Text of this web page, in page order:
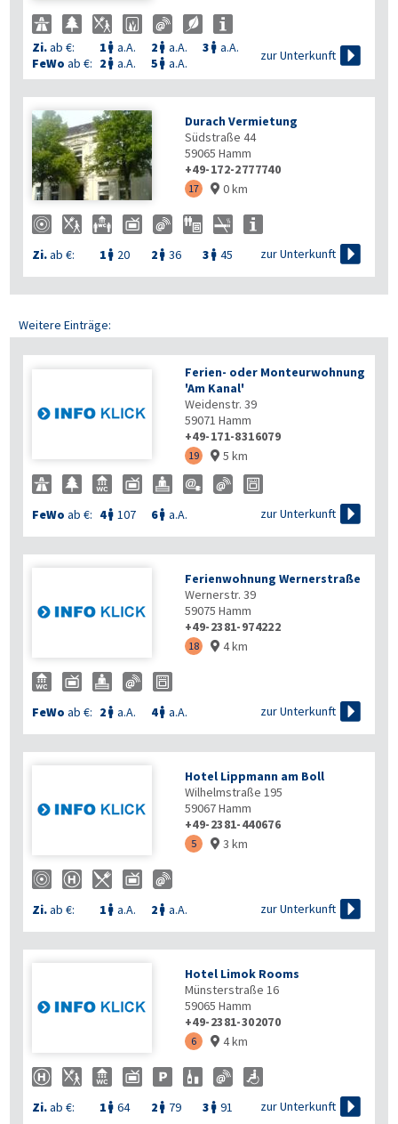
Zi.ab €: 1  a.A. 2  a.A. 3  a.A.
FeWo ab €: 2  a.A. 5  a.A.
zur Unterkunft 
Durach Vermietung
Südstraße 44
59065 Hamm
+49-172-2777740
17  0 km
Zi.ab €: 1  20 2  36 3  45 zur Unterkunft 
Weitere Einträge:
Ferien- oder Monteurwohnung
'Am Kanal'
Weidenstr. 39
59071 Hamm
+49-171-8316079
19  5 km
FeWo ab €: 4 107 6 a.A. zur Unterkunft 
Ferienwohnung Wernerstraße
Wernerstr. 39
59075 Hamm
+49-2381-974222
18  4 km
FeWo ab €: 2  a.A. 4 a.A. zur Unterkunft 
Hotel Lippmann am Boll
Wilhelmstraße 195
59067Hamm
+49-2381-440676
5  3 km
Zi.ab €: 1  a.A. 2  a.A. zur Unterkunft 
Hotel Limok Rooms
Münsterstraße 16
59065 Hamm
+49-2381-302070
6  4 km
Zi.ab €: 1  64 2  79 3  91 zur Unterkunft 